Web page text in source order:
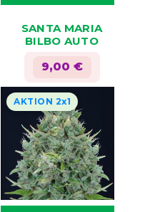
Produkt
mehrere
Varianten
auf.
Die
Optionen
können
auf
der
SANTA MARIA
BILBO AUTO
9,00 €
AKTION 2x1